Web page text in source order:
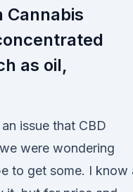
Cannabis
as oil,
issue that CBD
were wondering
to get some. I know